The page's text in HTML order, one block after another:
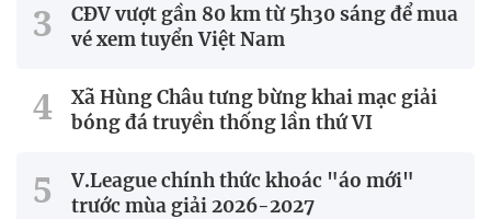
CĐV vượt gần 80 km từ 5h30 sáng để mua
vé xem tuyển Việt Nam
Xã Hùng Châu tưng bừng khai mạc giải
bóng đá truyền thống lần thứ VI
V.League chính thức khoác "áo mới"
trước mùa giải 2026-2027